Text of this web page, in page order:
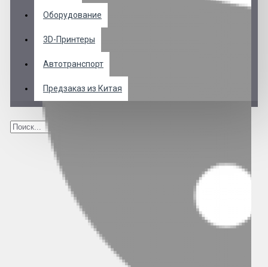
Оборудование
3D-Принтеры
Автотранспорт
Предзаказ из Китая